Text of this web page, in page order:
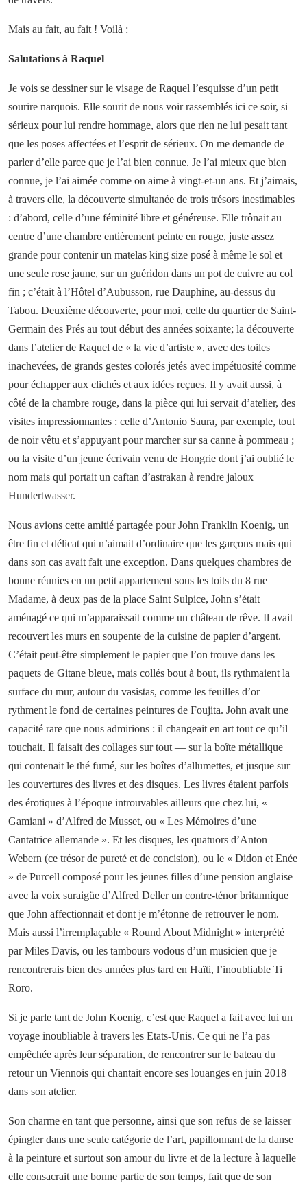
Mais au fait, au fait ! Voilà :
Salutations à Raquel
Je vois se dessiner sur le visage de Raquel l’esquisse d’un petit
sourire narquois. Elle sourit de nous voir rassemblés ici ce soir, si
sérieux pour lui rendre hommage, alors que rien ne lui pesait tant
que les poses affectées et l’esprit de sérieux. On me demande de
parler d’elle parce que je l’ai bien connue. Je l’ai mieux que bien
connue, je l’ai aimée comme on aime à vingt-et-un ans. Et j’aimais,
à travers elle, la découverte simultanée de trois trésors inestimables
: d’abord, celle d’une féminité libre et généreuse. Elle trônait au
centre d’une chambre entièrement peinte en rouge, juste assez
grande pour contenir un matelas king size posé à même le sol et
une seule rose jaune, sur un guéridon dans un pot de cuivre au col
fin ; c’était à l’Hôtel d’Aubusson, rue Dauphine, au-dessus du
Tabou. Deuxième découverte, pour moi, celle du quartier de Saint-
Germain des Prés au tout début des années soixante; la découverte
dans l’atelier de Raquel de « la vie d’artiste », avec des toiles
inachevées, de grands gestes colorés jetés avec impétuosité comme
pour échapper aux clichés et aux idées reçues. Il y avait aussi, à
côté de la chambre rouge, dans la pièce qui lui servait d’atelier, des
visites impressionnantes : celle d’Antonio Saura, par exemple, tout
de noir vêtu et s’appuyant pour marcher sur sa canne à pommeau ;
ou la visite d’un jeune écrivain venu de Hongrie dont j’ai oublié le
nom mais qui portait un caftan d’astrakan à rendre jaloux
Hundertwasser.
Nous avions cette amitié partagée pour John Franklin Koenig, un
être fin et délicat qui n’aimait d’ordinaire que les garçons mais qui
dans son cas avait fait une exception. Dans quelques chambres de
bonne réunies en un petit appartement sous les toits du 8 rue
Madame, à deux pas de la place Saint Sulpice, John s’était
aménagé ce qui m’apparaissait comme un château de rêve. Il avait
recouvert les murs en soupente de la cuisine de papier d’argent.
C’était peut-être simplement le papier que l’on trouve dans les
paquets de Gitane bleue, mais collés bout à bout, ils rythmaient la
surface du mur, autour du vasistas, comme les feuilles d’or
rythment le fond de certaines peintures de Foujita. John avait une
capacité rare que nous admirions : il changeait en art tout ce qu’il
touchait. Il faisait des collages sur tout — sur la boîte métallique
qui contenait le thé fumé, sur les boîtes d’allumettes, et jusque sur
les couvertures des livres et des disques. Les livres étaient parfois
des érotiques à l’époque introuvables ailleurs que chez lui, «
Gamiani » d’Alfred de Musset, ou « Les Mémoires d’une
Cantatrice allemande ». Et les disques, les quatuors d’Anton
Webern (ce trésor de pureté et de concision), ou le « Didon et Enée
» de Purcell composé pour les jeunes filles d’une pension anglaise
avec la voix suraigüe d’Alfred Deller un contre-ténor britannique
que John affectionnait et dont je m’étonne de retrouver le nom.
Mais aussi l’irremplaçable « Round About Midnight » interprété
par Miles Davis, ou les tambours vodous d’un musicien que je
rencontrerais bien des années plus tard en Haïti, l’inoubliable Ti
Roro.
Si je parle tant de John Koenig, c’est que Raquel a fait avec lui un
voyage inoubliable à travers les Etats-Unis. Ce qui ne l’a pas
empêchée après leur séparation, de rencontrer sur le bateau du
retour un Viennois qui chantait encore ses louanges en juin 2018
dans son atelier.
Son charme en tant que personne, ainsi que son refus de se laisser
épingler dans une seule catégorie de l’art, papillonnant de la danse
à la peinture et surtout son amour du livre et de la lecture à laquelle
elle consacrait une bonne partie de son temps, fait que de son